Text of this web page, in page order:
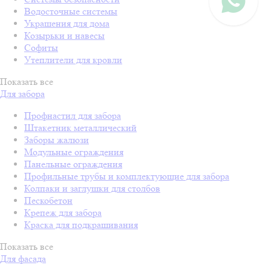
Водосточные системы
Украшения для дома
Козырьки и навесы
Софиты
Утеплители для кровли
Показать все
Для забора
Профнастил для забора
Штакетник металлический
Заборы жалюзи
Модульные ограждения
Панельные ограждения
Профильные трубы и комплектующие для забора
Колпаки и заглушки для столбов
Пескобетон
Крепеж для забора
Краска для подкрашивания
Показать все
Для фасада